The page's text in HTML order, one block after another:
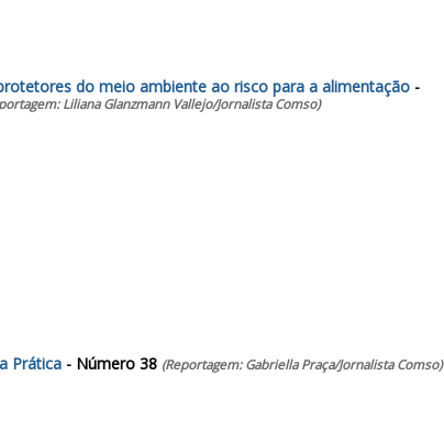
do meio ambiente ao risco para a alimentação -
Liliana Glanzmann Vallejo/Jornalista Comso)
Prática - Número 38 (Reportagem: Gabriella Praça/Jornalista Comso)